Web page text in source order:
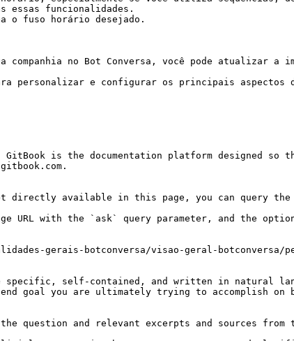
essas funcionalidades.
o fuso horário desejado.
no Bot Conversa, você pode atualizar a
personalizar e configurar os principais aspectos
is the documentation platform designed so
available in this page, you can query the
URL with the `ask` query parameter, and the
gerais-botconversa/visao-geral-botconversa/
specific, self-contained, and written in natural
goal you are ultimately trying to accomplish
question and relevant excerpts and sources from